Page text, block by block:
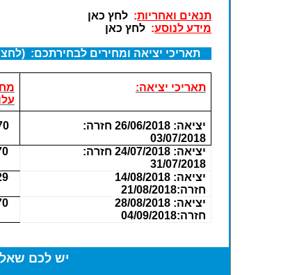
תנאים ואחריות: לחץ כאן
מידע לנוסע: לחץ כאן
תאריכי יציאה ומחירים לבחירתכם:
תאריכי יציאה:
יציאה: 26/06/2018 חזרה:
03/07/2018
1570 $
יציאה: 24/07/2018 חזרה:
31/07/2018
$
יציאה: 14/08/2018
חזרה:21/08/2018
$
יציאה: 28/08/2018
חזרה:04/09/2018
$
יש לכם